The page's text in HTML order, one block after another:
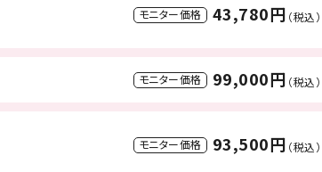
モニター価格 43,780円 （税込）
モニター価格 99,000円 （税込）
モニター価格 93,500円 （税込）